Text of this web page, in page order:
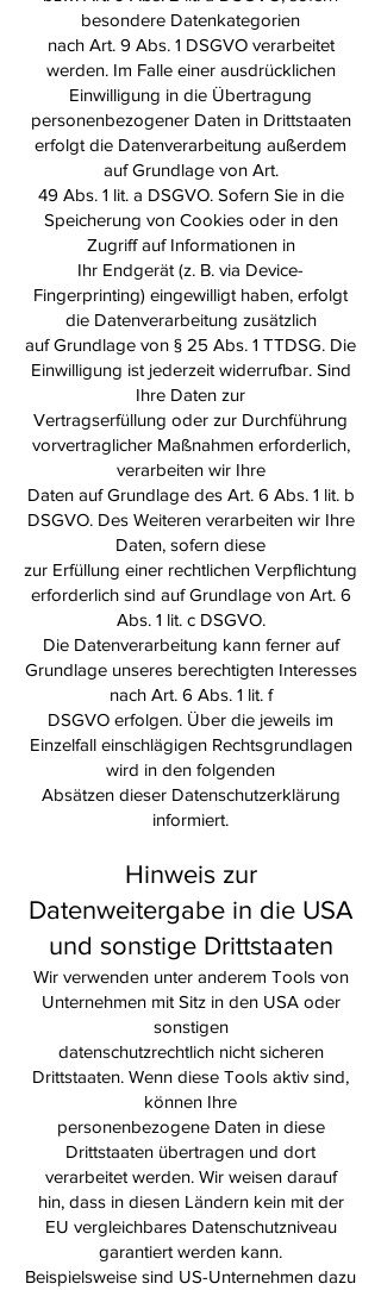
besondere Datenkategorien
nach Art. 9 Abs. 1 DSGVO verarbeitet
werden. Im Falle einer ausdrücklichen
Einwilligung in die Übertragung
personenbezogener Daten in Drittstaaten
erfolgt die Datenverarbeitung außerdem
auf Grundlage von Art.
49 Abs. 1 lit. a DSGVO. Sofern Sie in die
Speicherung von Cookies oder in den
Zugriff auf Informationen in
Ihr Endgerät (z. B. via Device-
Fingerprinting) eingewilligt haben, erfolgt
die Datenverarbeitung zusätzlich
auf Grundlage von § 25 Abs. 1 TTDSG. Die
Einwilligung ist jederzeit widerrufbar. Sind
Ihre Daten zur
Vertragserfüllung oder zur Durchführung
vorvertraglicher Maßnahmen erforderlich,
verarbeiten wir Ihre
Daten auf Grundlage des Art. 6 Abs. 1 lit. b
DSGVO. Des Weiteren verarbeiten wir Ihre
Daten, sofern diese
zur Erfüllung einer rechtlichen Verpflichtung
erforderlich sind auf Grundlage von Art. 6
Abs. 1 lit. c DSGVO.
Die Datenverarbeitung kann ferner auf
Grundlage unseres berechtigten Interesses
nach Art. 6 Abs. 1 lit. f
DSGVO erfolgen. Über die jeweils im
Einzelfall einschlägigen Rechtsgrundlagen
wird in den folgenden
Absätzen dieser Datenschutzerklärung
informiert.
Hinweis zur
Datenweitergabe in die USA
und sonstige Drittstaaten
Wir verwenden unter anderem Tools von
Unternehmen mit Sitz in den USA oder
sonstigen
datenschutzrechtlich nicht sicheren
Drittstaaten. Wenn diese Tools aktiv sind,
können Ihre
personenbezogene Daten in diese
Drittstaaten übertragen und dort
verarbeitet werden. Wir weisen darauf
hin, dass in diesen Ländern kein mit der
EU vergleichbares Datenschutzniveau
garantiert werden kann.
Beispielsweise sind US-Unternehmen dazu